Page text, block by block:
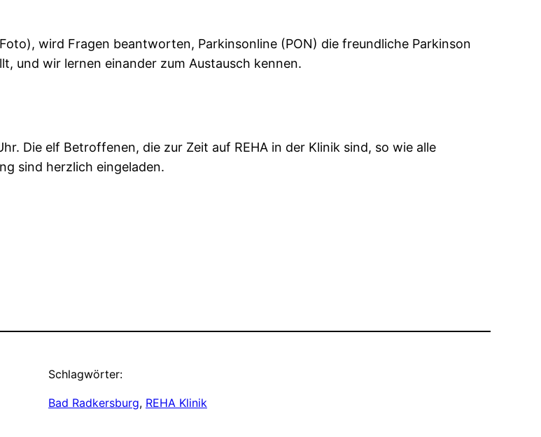
wird Fragen beantworten, Parkinsonline (PON) die freundliche Parkinson
und wir lernen einander zum Austausch kennen.
Die elf Betroffenen, die zur Zeit auf REHA in der Klinik sind, so wie alle
sind herzlich eingeladen.
Schlagwörter:
Bad Radkersburg, REHA Klinik